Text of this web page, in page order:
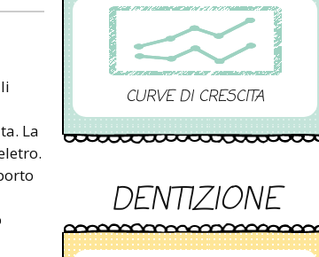
La
CURVE DI CRESCITA
DENTIZIONE